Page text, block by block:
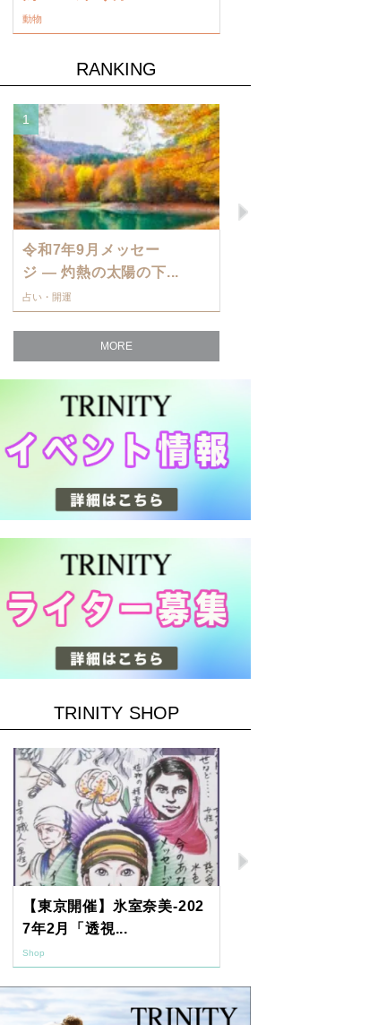
動物
RANKING
Previous
1
令和7年9月メッセー
ジ — 灼熱の太陽の下...
占い・開運
MORE
TRINITY SHOP
Previous
【東京開催】氷室奈美-202
7年2月「透視...
Shop